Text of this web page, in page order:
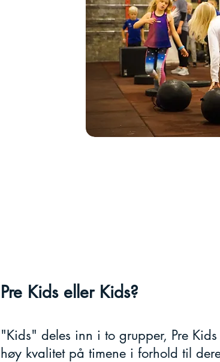
Pre Kids eller Kids?
"Kids" deles inn i to grupper, Pre
høy kvalitet på timene i forhold til